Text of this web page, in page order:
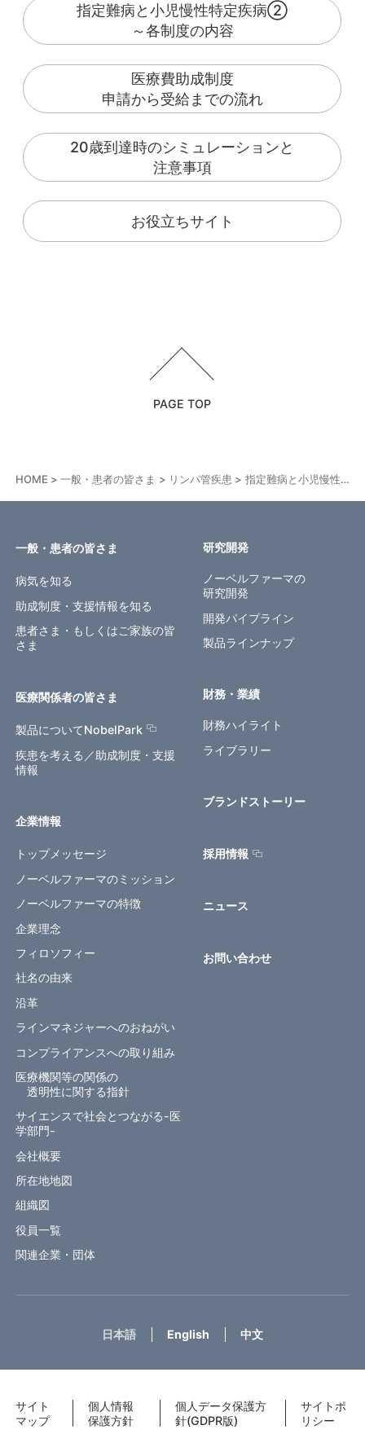
指定難病と小児慢性特定疾病②
～各制度の内容
医療費助成制度
申請から受給までの流れ
20歳到達時のシミュレーションと
注意事項
お役立ちサイト
PAGE TOP
HOME 一般・患者の皆さま リンパ管疾患 指定難病と小児慢性特定疾病①～各制度の基本的な考え方
一般・患者の皆さま
病気を知る
助成制度・支援情報を知る
患者さま・もしくはご家族の皆
さま
医療関係者の皆さま
製品についてNobelPark
疾患を考える／助成制度・支援
情報
企業情報
トップメッセージ
ノーベルファーマのミッション
ノーベルファーマの特徴
企業理念
フィロソフィー
社名の由来
沿革
ラインマネジャーへのおねがい
コンプライアンスへの取り組み
医療機関等の関係の
透明性に関する指針
サイエンスで社会とつながる-医
学部門-
会社概要
所在地地図
組織図
役員一覧
関連企業・団体
研究開発
ノーベルファーマの
研究開発
開発パイプライン
製品ラインナップ
財務・業績
財務ハイライト
ライブラリー
ブランドストーリー
採用情報
ニュース
お問い合わせ
日本語 English 中文
サイト
マップ
個人情報
保護方針
個人データ保護方
針(GDPR版)
サイトポ
リシー